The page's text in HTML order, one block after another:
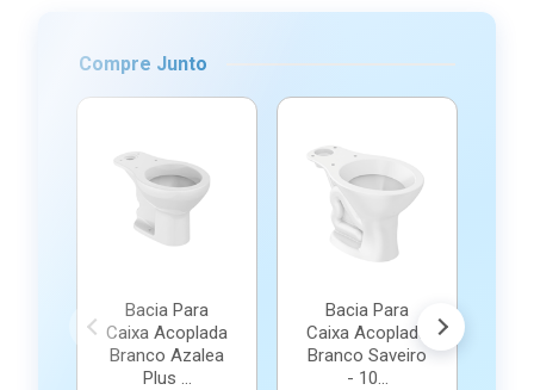
Compre Junto
Bacia Para
Caixa Acoplada
Branco Azalea
Plus ...
Bacia Para
Caixa Acoplada
Branco Saveiro
- 10...